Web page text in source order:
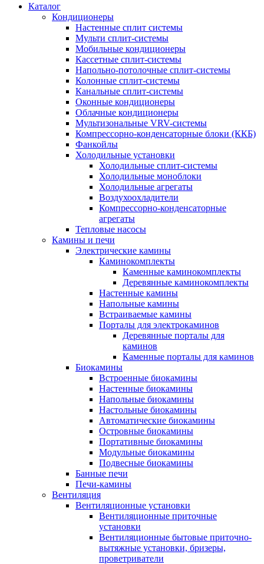
Каталог
Кондиционеры
Настенные сплит системы
Мульти сплит-системы
Мобильные кондиционеры
Кассетные сплит-системы
Напольно-потолочные сплит-системы
Колонные сплит-системы
Канальные сплит-системы
Оконные кондиционеры
Облачные кондиционеры
Мультизональные VRV-системы
Компрессорно-конденсаторные блоки (ККБ)
Фанкойлы
Холодильные установки
Холодильные сплит-системы
Холодильные моноблоки
Холодильные агрегаты
Воздухоохладители
Компрессорно-конденсаторные
агрегаты
Тепловые насосы
Камины и печи
Электрические камины
Каминокомплекты
Каменные каминокомплекты
Деревянные каминокомплекты
Настенные камины
Напольные камины
Встраиваемые камины
Порталы для электрокаминов
Деревянные порталы для
каминов
Каменные порталы для каминов
Биокамины
Встроенные биокамины
Настенные биокамины
Напольные биокамины
Настольные биокамины
Автоматические биокамины
Островные биокамины
Портативные биокамины
Модульные биокамины
Подвесные биокамины
Банные печи
Печи-камины
Вентиляция
Вентиляционные установки
Вентиляционные приточные
установки
Вентиляционные бытовые приточно-
вытяжные установки, бризеры,
проветриватели